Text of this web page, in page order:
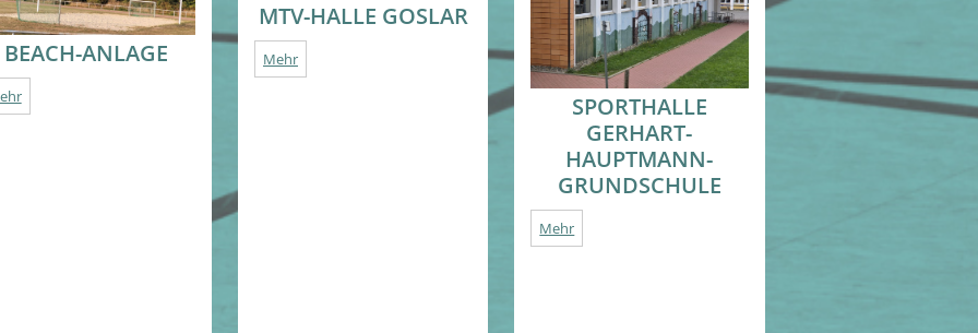
BEACH-ANLAGE
MTV-HALLE GOSLAR
Mehr
SPORTHALLE
GERHART-
HAUPTMANN-
GRUNDSCHULE
Mehr